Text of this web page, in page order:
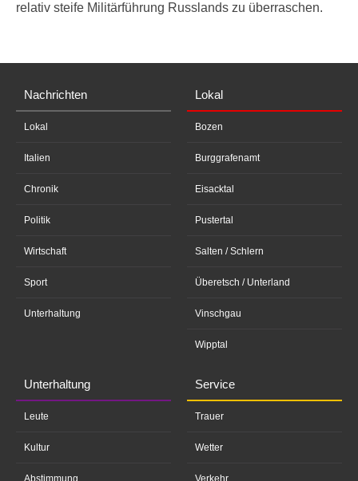
relativ steife Militärführung Russlands zu überraschen.
Nachrichten
Lokal
Italien
Chronik
Politik
Wirtschaft
Sport
Unterhaltung
Lokal
Bozen
Burggrafenamt
Eisacktal
Pustertal
Salten / Schlern
Überetsch / Unterland
Vinschgau
Wipptal
Unterhaltung
Leute
Kultur
Abstimmung
Service
Trauer
Wetter
Verkehr